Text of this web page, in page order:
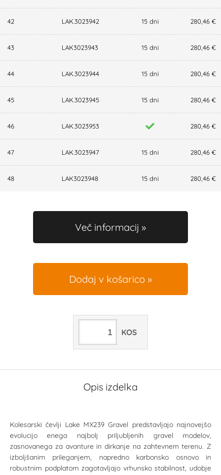
42 LAK.3023942 15 dni 280,46 €
43 LAK3023943 15 dni 280,46 €
44 LAK.3023944 15 dni 280,46 €
45 LAK.3023945 15 dni 280,46 €
46 LAK.3023953 280,46 €
47 LAK.3023947 15 dni 280,46 €
48 LAK3023948 15 dni 280,46 €
Več informacij
Dodaj v košarico
KOS
Opis izdelka
Kolesarski čevlji Lake MX239 Gravel predstavljajo najnovejšo
evolucijo enega najbolj priljubljenih gravel modelov,
zasnovanega za avanture in dirkanje na zahtevnem terenu. Z
izboljšanim prileganjem, napredno karbonsko osnovo in
robustnim podplatom zagotavljajo vrhunsko stabilnost, udobje